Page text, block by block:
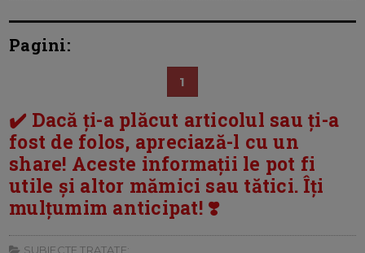
Pagini:
1
✔️ Dacă ți-a plăcut articolul sau ți-a
fost de folos, apreciază-l cu un
share! Aceste informații le pot fi
utile și altor mămici sau tătici. Îți
mulțumim anticipat! ❣️
SUBIECTE TRATATE: